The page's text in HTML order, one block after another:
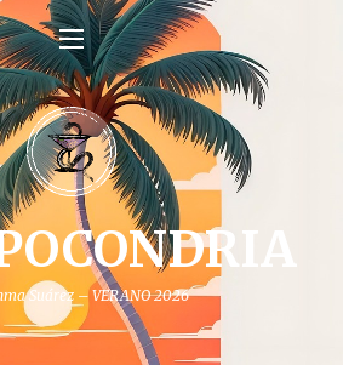
Suárez – VERANO 2026